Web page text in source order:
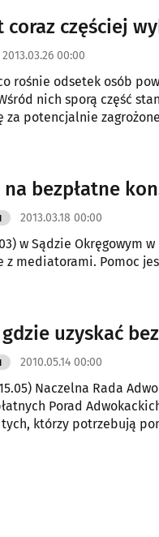
coraz częściej
2013.03.26 00:00
rośnie odsetek osób
nich sporą część
za potencjalnie
na bezpłatne
2013.03.18 00:00
w Sądzie Okręgowym
z mediatorami. Pomoc
uzyskać
2010.05.14 00:00
Naczelna Rada
Porad
którzy potrzebują